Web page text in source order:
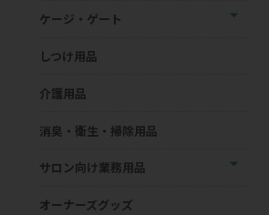
ケージ・ゲート
しつけ用品
介護用品
消臭・衛生・掃除用品
サロン向け業務用品
オーナーズグッズ